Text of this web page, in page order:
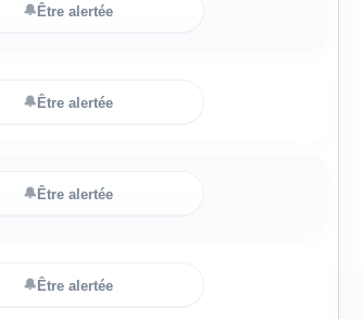
🔔Être alertée
🔔Être alertée
🔔Être alertée
🔔Être alertée